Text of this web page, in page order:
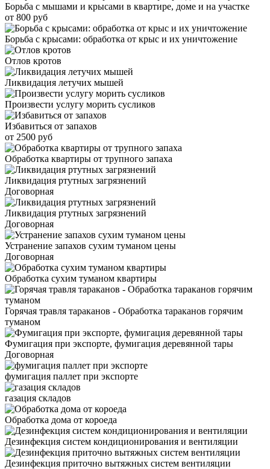
Борьба с мышами и крысами в квартире, доме и на участке
от 800 руб
Борьба с крысами: обработка от крыс и их уничтожение
Отлов кротов
Ликвидация летучих мышей
Произвести услугу морить сусликов
Избавиться от запахов
от 2500 руб
Обработка квартиры от трупного запаха
Ликвидация ртутных загрязнений
Договорная
Ликвидация ртутных загрязнений
Договорная
Устранение запахов сухим туманом цены
Договорная
Обработка сухим туманом квартиры
Горячая травля тараканов - Обработка тараканов горячим
туманом
Фумигация при экспорте, фумигация деревянной тары
Договорная
фумигация паллет при экспорте
газация складов
Обработка дома от короеда
Дезинфекция систем кондиционирования и вентиляции
Дезинфекция приточно вытяжных систем вентиляции